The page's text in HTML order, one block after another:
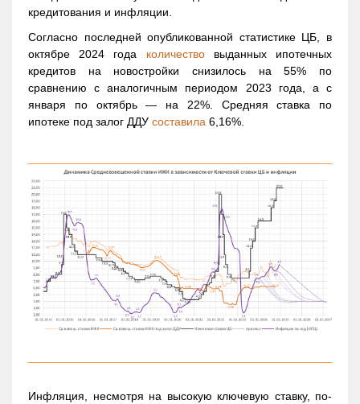
кредитования и инфляции.
Согласно последней опубликованной статистике ЦБ, в
октябре 2024 года количествовыданных ипотечных
кредитов на новостройки снизилось на 55% по
сравнению с аналогичным периодом 2023 года, а с
января по октябрь — на 22%. Средняя ставка по
ипотеке под залог ДДУ составила 6,16%.
Инфляция, несмотря на высокую ключевую ставку, по-